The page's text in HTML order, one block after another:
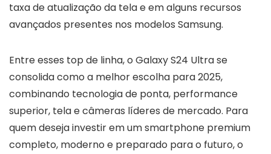
taxa de atualização da tela e em alguns recursos
avançados presentes nos modelos Samsung.
Entre esses top de linha, o Galaxy S24 Ultra se
consolida como a melhor escolha para 2025,
combinando tecnologia de ponta, performance
superior, tela e câmeras líderes de mercado. Para
quem deseja investir em um smartphone premium
completo, moderno e preparado para o futuro, o